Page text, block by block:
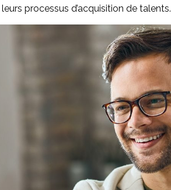
processus d’acquisition de talents.